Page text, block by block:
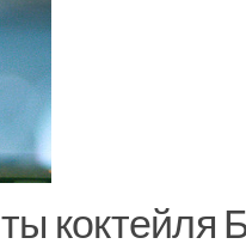
коктейля